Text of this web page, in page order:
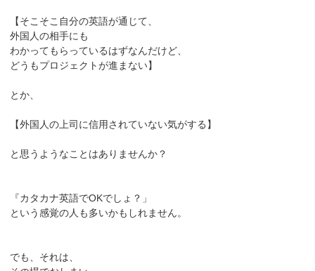
【そこそこ自分の英語が通じて、
外国人の相手にも
わかってもらっているはずなんだけど、
どうもプロジェクトが進まない】
とか、
【外国人の上司に信用されていない気がする】
と思うようなことはありませんか？
『カタカナ英語でOKでしょ？」
という感覚の人も多いかもしれません。
でも、それは、